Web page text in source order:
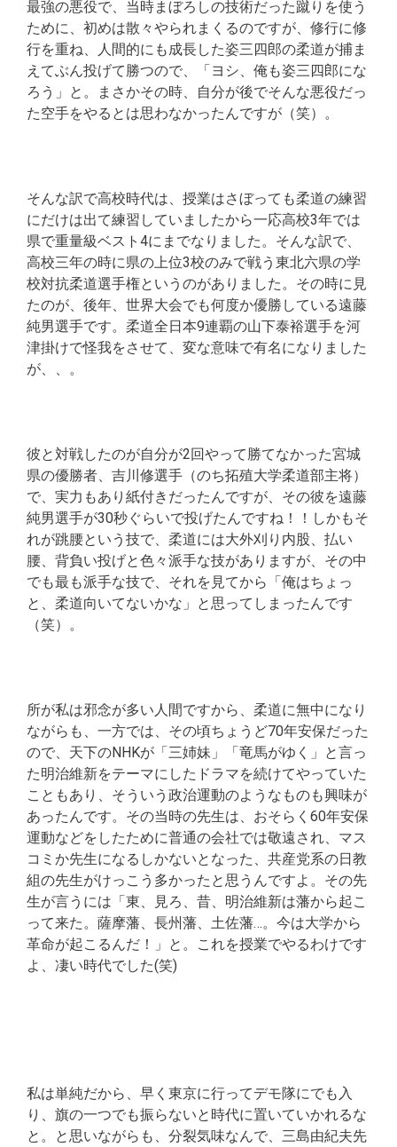
最強の悪役で、当時まぼろしの技術だった蹴りを使う
ために、初めは散々やられまくるのですが、修行に修
行を重ね、人間的にも成長した姿三四郎の柔道が捕ま
えてぶん投げて勝つので、「ヨシ、俺も姿三四郎にな
ろう」と。まさかその時、自分が後でそんな悪役だっ
た空手をやるとは思わなかったんですが（笑）。
そんな訳で高校時代は、授業はさぼっても柔道の練習
にだけは出て練習していましたから一応高校3年では
県で重量級ベスト4にまでなりました。そんな訳で、
高校三年の時に県の上位3校のみで戦う東北六県の学
校対抗柔道選手権というのがありました。その時に見
たのが、後年、世界大会でも何度か優勝している遠藤
純男選手です。柔道全日本9連覇の山下泰裕選手を河
津掛けで怪我をさせて、変な意味で有名になりました
が、、。
彼と対戦したのが自分が2回やって勝てなかった宮城
県の優勝者、吉川修選手（のち拓殖大学柔道部主将）
で、実力もあり紙付きだったんですが、その彼を遠藤
純男選手が30秒ぐらいで投げたんですね！！しかもそ
れが跳腰という技で、柔道には大外刈り内股、払い
腰、背負い投げと色々派手な技がありますが、その中
でも最も派手な技で、それを見てから「俺はちょっ
と、柔道向いてないかな」と思ってしまったんです
（笑）。
所が私は邪念が多い人間ですから、柔道に無中になり
ながらも、一方では、その頃ちょうど70年安保だった
ので、天下のNHKが「三姉妹」「竜馬がゆく」と言っ
た明治維新をテーマにしたドラマを続けてやっていた
こともあり、そういう政治運動のようなものも興味が
あったんです。その当時の先生は、おそらく60年安保
運動などをしたために普通の会社では敬遠され、マス
コミか先生になるしかないとなった、共産党系の日教
組の先生がけっこう多かったと思うんですよ。その先
生が言うには「東、見ろ、昔、明治維新は藩から起こ
って来た。薩摩藩、長州藩、土佐藩…。今は大学から
革命が起こるんだ！」と。これを授業でやるわけです
よ、凄い時代でした(笑)
私は単純だから、早く東京に行ってデモ隊にでも入
り、旗の一つでも振らないと時代に置いていかれるな
と。と思いながらも、分裂気味なんで、三島由紀夫先